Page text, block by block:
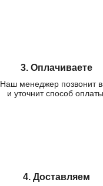
3. Оплачиваете
Наш менеджер позвонит
и уточнит способ оплаты.
4. Доставляем